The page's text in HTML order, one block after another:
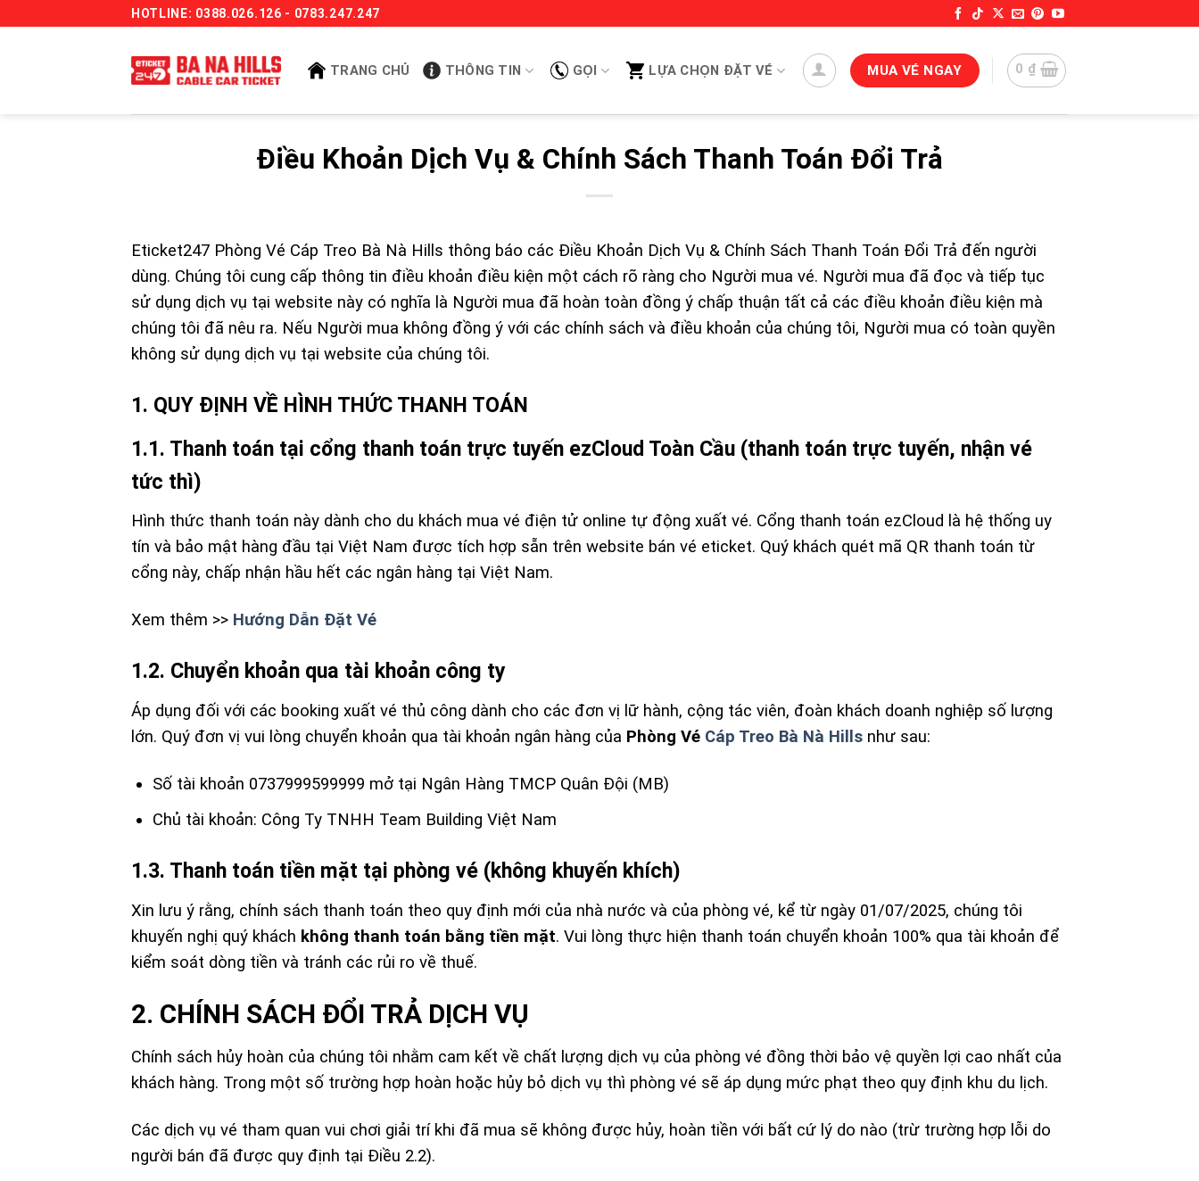
HOTLINE: 0388.026.126 - 0783.247.247
TRANG CHỦ THÔNG TIN GỌI LỰA CHỌN ĐẶT VÉ MUA VÉ NGAY 0 ₫
Điều Khoản Dịch Vụ & Chính Sách Thanh Toán Đổi Trả
Eticket247 Phòng Vé Cáp Treo Bà Nà Hills thông báo các Điều Khoản Dịch Vụ & Chính Sách Thanh Toán Đổi Trả đến người
dùng. Chúng tôi cung cấp thông tin điều khoản điều kiện một cách rõ ràng cho Người mua vé. Người mua đã đọc và tiếp tục
sử dụng dịch vụ tại website này có nghĩa là Người mua đã hoàn toàn đồng ý chấp thuận tất cả các điều khoản điều kiện mà
chúng tôi đã nêu ra. Nếu Người mua không đồng ý với các chính sách và điều khoản của chúng tôi, Người mua có toàn quyền
không sử dụng dịch vụ tại website của chúng tôi.
1. QUY ĐỊNH VỀ HÌNH THỨC THANH TOÁN
1.1. Thanh toán tại cổng thanh toán trực tuyến ezCloud Toàn Cầu (thanh toán trực tuyến, nhận vé
tức thì)
Hình thức thanh toán này dành cho du khách mua vé điện tử online tự động xuất vé. Cổng thanh toán ezCloud là hệ thống uy
tín và bảo mật hàng đầu tại Việt Nam được tích hợp sẵn trên website bán vé eticket. Quý khách quét mã QR thanh toán từ
cổng này, chấp nhận hầu hết các ngân hàng tại Việt Nam.
Xem thêm >> Hướng Dẫn Đặt Vé
1.2. Chuyển khoản qua tài khoản công ty
Áp dụng đối với các booking xuất vé thủ công dành cho các đơn vị lữ hành, cộng tác viên, đoàn khách doanh nghiệp số lượng
lớn. Quý đơn vị vui lòng chuyển khoản qua tài khoản ngân hàng của Phòng Vé Cáp Treo Bà Nà Hills như sau:
Số tài khoản 0737999599999 mở tại Ngân Hàng TMCP Quân Đội (MB)
Chủ tài khoản: Công Ty TNHH Team Building Việt Nam
1.3. Thanh toán tiền mặt tại phòng vé (không khuyến khích)
Xin lưu ý rằng, chính sách thanh toán theo quy định mới của nhà nước và của phòng vé, kể từ ngày 01/07/2025, chúng tôi
khuyến nghị quý khách không thanh toán bằng tiền mặt. Vui lòng thực hiện thanh toán chuyển khoản 100% qua tài khoản để
kiểm soát dòng tiền và tránh các rủi ro về thuế.
2. CHÍNH SÁCH ĐỔI TRẢ DỊCH VỤ
Chính sách hủy hoàn của chúng tôi nhằm cam kết về chất lượng dịch vụ của phòng vé đồng thời bảo vệ quyền lợi cao nhất của
khách hàng. Trong một số trường hợp hoàn hoặc hủy bỏ dịch vụ thì phòng vé sẽ áp dụng mức phạt theo quy định khu du lịch.
Các dịch vụ vé tham quan vui chơi giải trí khi đã mua sẽ không được hủy, hoàn tiền với bất cứ lý do nào (trừ trường hợp lỗi do
người bán đã được quy định tại Điều 2.2).